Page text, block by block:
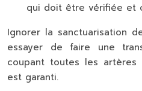
qui doit être vérifiée et
Ignorer la sanctuarisation
essayer de faire une
coupant toutes les artères
est garanti.